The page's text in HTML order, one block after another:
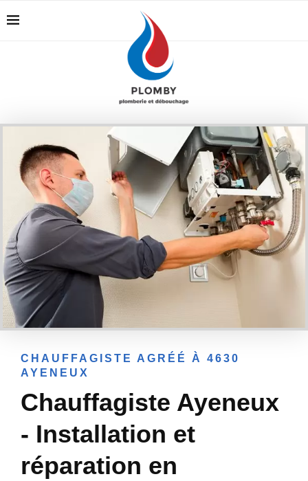
CHAUFFAGISTE AGRÉÉ À 4630
AYENEUX
Chauffagiste Ayeneux
- Installation et
réparation en